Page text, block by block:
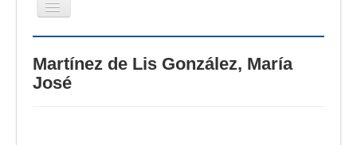
Cambiar
navegación
CertAcleB
Martínez de Lis González, María
José